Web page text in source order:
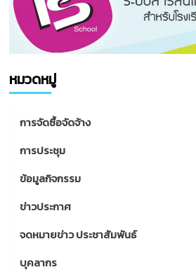
หมวดหมู่
การจัดซื้อจัดจ้าง
การประชุม
ข้อมูลกิจกรรม
ข่าวประกาศ
จดหมายข่าว ประชาสัมพันธ์
บุคลากร